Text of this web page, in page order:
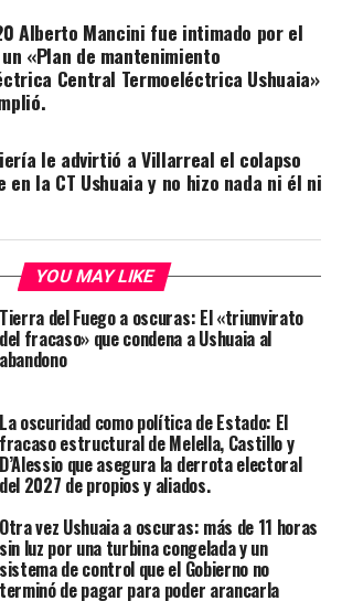
Alberto Mancini fue intimado por el
«Plan de mantenimiento
Central Termoeléctrica Ushuaia»
le advirtió a Villarreal el colapso
en la CT Ushuaia y no hizo nada ni él ni
YOU MAY LIKE
Tierra del Fuego a oscuras: El «triunvirato
del fracaso» que condena a Ushuaia al
abandono
La oscuridad como política de Estado: El
fracaso estructural de Melella, Castillo y
D’Alessio que asegura la derrota electoral
del 2027 de propios y aliados.
Otra vez Ushuaia a oscuras: más de 11 horas
sin luz por una turbina congelada y un
sistema de control que el Gobierno no
terminó de pagar para poder arancarla